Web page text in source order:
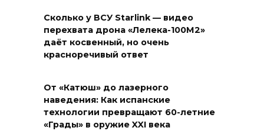
Сколько у ВСУ Starlink — видео
перехвата дрона «Лелека-100М2»
даёт косвенный, но очень
красноречивый ответ
От «Катюш» до лазерного
наведения: Как испанские
технологии превращают 60-летние
«Грады» в оружие XXI века